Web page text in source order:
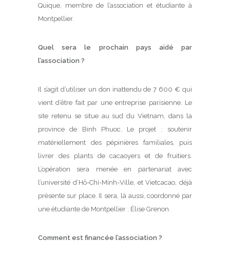
Quique, membre de l’association et étudiante à
Montpellier.
Quel sera le prochain pays aidé par
l’association ?
Il s’agit d’utiliser un don inattendu de 7 600 € qui
vient d’être fait par une entreprise parisienne. Le
site retenu se situe au sud du Vietnam, dans la
province de Binh Phuoc. Le projet : soutenir
matériellement des pépinières familiales, puis
livrer des plants de cacaoyers et de fruitiers.
L’opération sera menée en partenariat avec
l’université d’Hô-Chi-Minh-Ville, et Vietcacao, déjà
présente sur place. Il sera, là aussi, coordonné par
une étudiante de Montpellier : Élise Grenon.
Comment est financée l’association ?